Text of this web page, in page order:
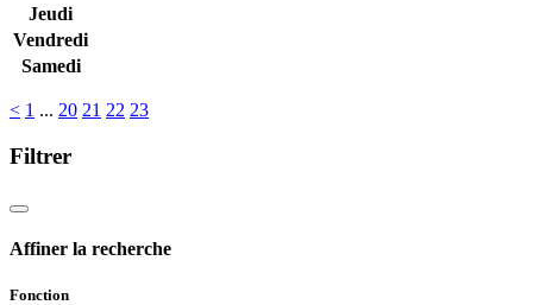
Jeudi
Vendredi
Samedi
< 1 ... 20 21 22 23
Filtrer
Affiner la recherche
Fonction